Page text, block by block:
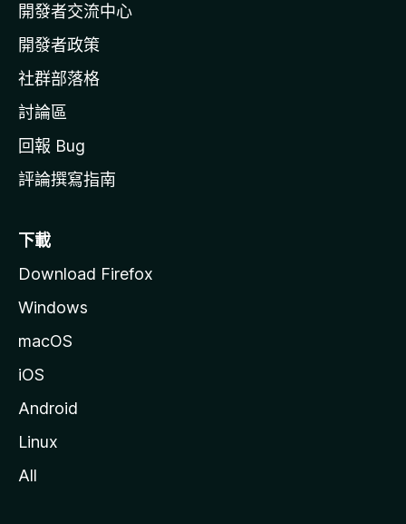
官
網
開發者交流中心
開發者政策
社群部落格
討論區
回報 Bug
評論撰寫指南
下載
Download Firefox
Windows
macOS
iOS
Android
Linux
All